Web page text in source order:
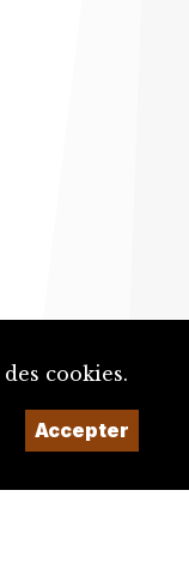
cookies.
Accepter